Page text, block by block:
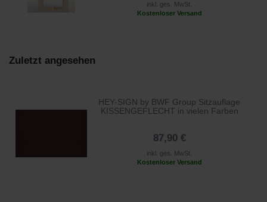
inkl. ges. MwSt.
Kostenloser Versand
Zuletzt angesehen
HEY-SIGN by BWF Group Sitzauflage
KISSENGEFLECHT in vielen Farben
87,90 €
inkl. ges. MwSt.
Kostenloser Versand